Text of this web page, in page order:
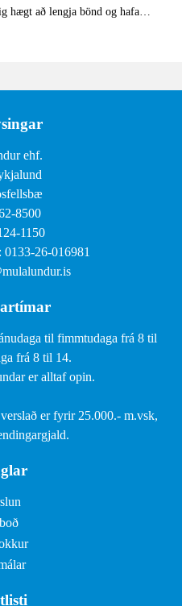
hægt að lengja bönd og hafa…
ehf.
8500
1150
26-016981
til fimmtudaga frá 8 til
frá 8 til 14.
er alltaf opin.
er fyrir 25.000.- m.vsk,